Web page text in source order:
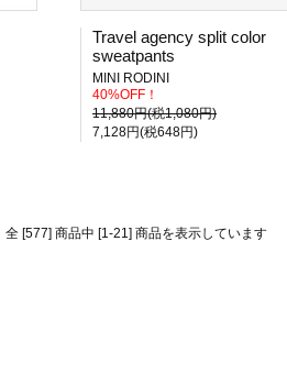
Travel agency split color
sweatpants
MINI RODINI
40%OFF！
11,880円(税1,080円)
7,128円(税648円)
全 [577] 商品中 [1-21] 商品を表示しています